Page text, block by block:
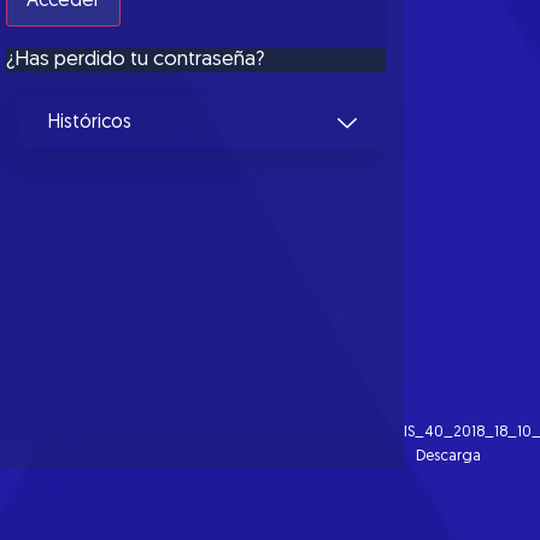
¿Has perdido tu contraseña?
Históricos
Descarga